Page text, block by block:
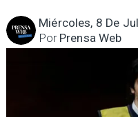
Miércoles, 8 De
Prensa Web
Por